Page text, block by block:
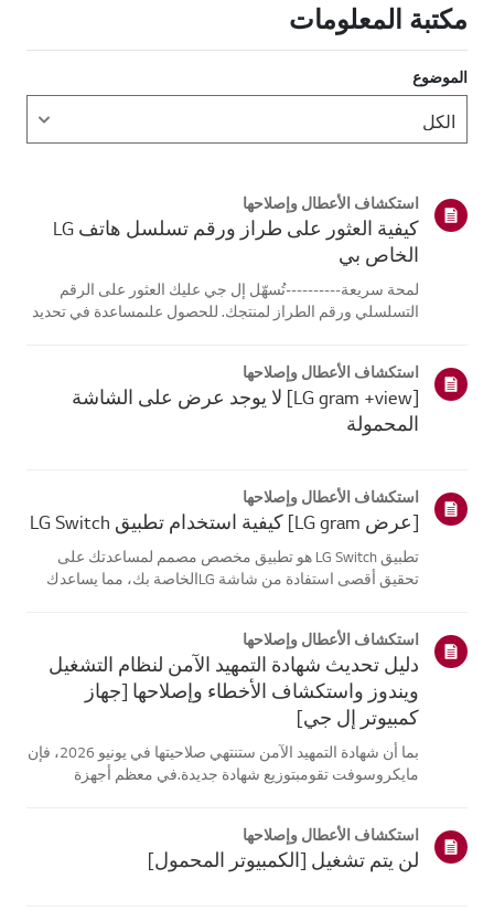
مكتبة المعلومات
الموضوع
استكشاف الأعطال وإصلاحها
كيفية العثور على طراز ورقم تسلسل هاتف LG
الخاص بي
لمحة سريعة----------تُسهّل إل جي عليك العثور على الرقم
التسلسلي ورقم الطراز لمنتجك. للحصول علىمساعدة في تحديد
تختلف الصور أو ا...
استكشاف الأعطال وإصلاحها
[LG gram +view] لا يوجد عرض على الشاشة
المحمولة
استكشاف الأعطال وإصلاحها
[عرض LG gram] كيفية استخدام تطبيق LG Switch
تطبيق LG Switch هو تطبيق مخصص مصمم لمساعدتك على
تحقيق أقصى استفادة من شاشة LGالخاصة بك، مما يساعدك
لك [وضع الحياة] تعيين خلفي...
استكشاف الأعطال وإصلاحها
دليل تحديث شهادة التمهيد الآمن لنظام التشغيل
ويندوز واستكشاف الأخطاء وإصلاحها [جهاز
كمبيوتر إل جي]
بما أن شهادة التمهيد الآمن ستنتهي صلاحيتها في يونيو 2026، فإن
مايكروسوفت تقومبتوزيع شهادة جديدة.في معظم أجهزة
ذلك، إذا فشل ج...
استكشاف الأعطال وإصلاحها
لن يتم تشغيل [الكمبيوتر المحمول]